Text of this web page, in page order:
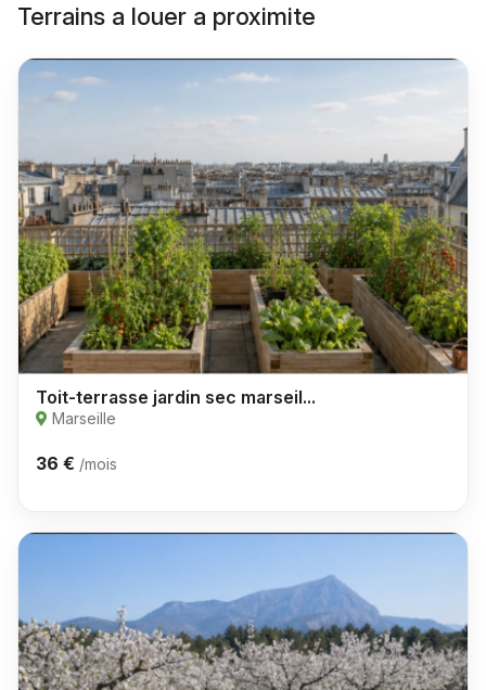
Terrains a louer a proximite
Toit-terrasse jardin sec marseil...
Marseille
36 € /mois